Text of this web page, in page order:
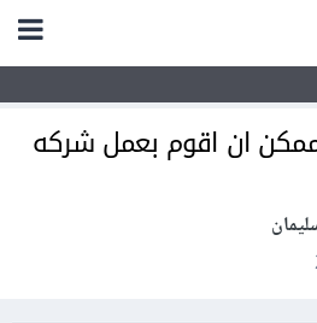
ان اقوم بعمل شركه